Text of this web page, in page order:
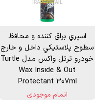
اسپري براق كننده و محافظ
سطوح پلاستيكي داخل و خارج
خودرو ترتل واکس مدل Turtle
Wax Inside & Out
Protectant 307ml
اتمام موجودی